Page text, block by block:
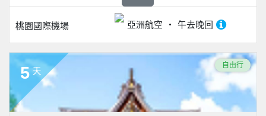
桃園國際機場 亞洲航空 午去晚回
5 天
自由行